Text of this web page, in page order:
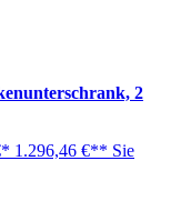
2
1.296,46 €** Sie